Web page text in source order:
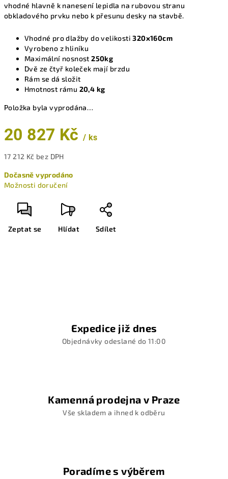
vhodné hlavně k nanesení lepidla na rubovou stranu
obkladového prvku nebo k přesunu desky na stavbě.
Vhodné pro dlažby do velikosti320x160cm
Vyrobeno z hliníku
Maximální nosnost250kg
Dvě ze čtyř koleček mají brzdu
Rám se dá složit
Hmotnost rámu 20,4 kg
Položka byla vyprodána…
20 827 Kč / ks
17 212 Kč bez DPH
cena:
Dočasně vyprodáno
Možnosti doručení
Zeptat se Hlídat Sdílet
Expedice již dnes
Objednávky odeslané do 11:00
Kamenná prodejna v Praze
Vše skladem a ihned k odběru
Poradíme s výběrem